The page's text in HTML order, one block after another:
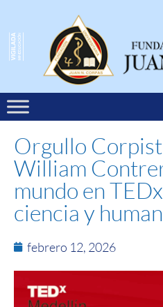
Orgullo
William
mundo en
ciencia y
febrero 12, 2026